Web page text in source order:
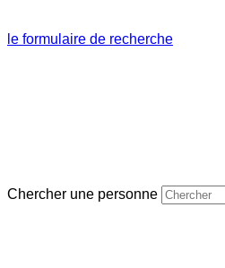
le formulaire de recherche
Chercher une personne